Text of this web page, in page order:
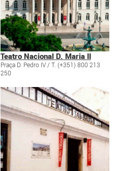
Teatro Nacional D. Maria II
Praça D. Pedro IV / T. (+351) 800 213
250